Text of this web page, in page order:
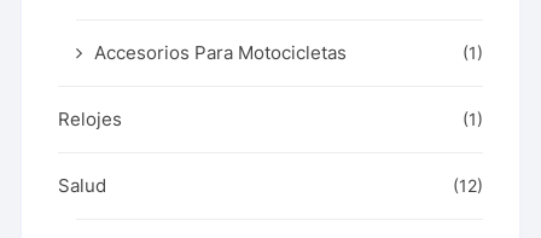
Accesorios Para Motocicletas (1)
Relojes (1)
Salud (12)